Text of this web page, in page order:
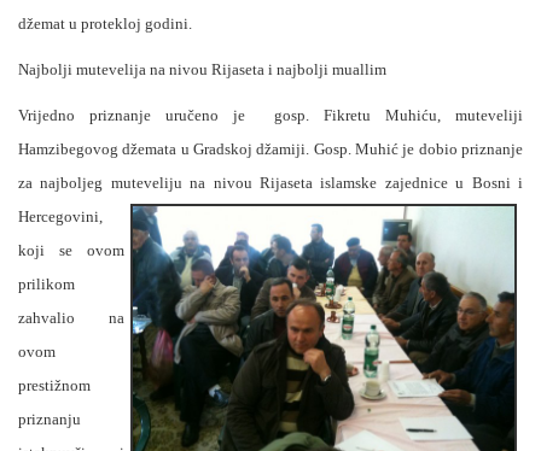
džemat u protekloj godini.
Najbolji mutevelija na nivou Rijaseta i najbolji muallim
Vrijedno priznanje uručeno je gosp. Fikretu Muhiću, muteveliji
Hamzibegovog džemata u Gradskoj džamiji. Gosp. Muhić je dobio priznanje
za najboljeg muteveliju na nivou Rijaseta islamske zajednice u Bosni i
Hercegovini,
koji se ovom
prilikom
zahvalio na
ovom
prestižnom
priznanju